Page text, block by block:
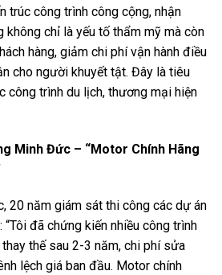
trúc công trình công cộng, nhận
không chỉ là yếu tố thẩm mỹ mà còn
hàng, giảm chi phí vận hành điều
cho người khuyết tật. Đây là tiêu
công trình du lịch, thương mại hiện
Minh Đức – “Motor Chính Hãng
20 năm giám sát thi công các dự án
“Tôi đã chứng kiến nhiều công trình
thế sau 2-3 năm, chi phí sửa
lệch giá ban đầu. Motor chính